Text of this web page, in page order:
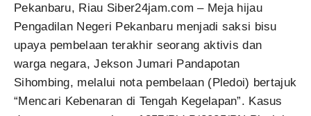
Pekanbaru, Riau Siber24jam.com – Meja hijau
Pengadilan Negeri Pekanbaru menjadi saksi bisu
upaya pembelaan terakhir seorang aktivis dan
warga negara, Jekson Jumari Pandapotan
Sihombing, melalui nota pembelaan (Pledoi) bertajuk
“Mencari Kebenaran di Tengah Kegelapan”. Kasus